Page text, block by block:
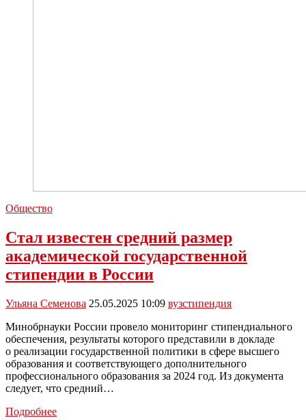
Общество
Стал известен средний размер
академической государственной
стипендии в России
Ульяна Семенова 25.05.2025 10:09 вузстипендия
Минобрнауки России провело мониторинг стипендиального
обеспечения, результаты которого представили в докладе
о реализации государственной политики в сфере высшего
образования и соответствующего дополнительного
профессионального образования за 2024 год. Из документа
следует, что средний…
ПодробнееСтал